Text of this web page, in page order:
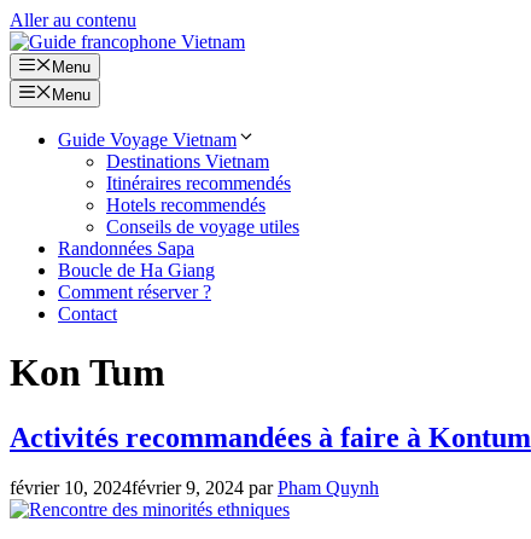
Aller au contenu
Menu
Menu
Guide Voyage Vietnam
Destinations Vietnam
Itinéraires recommendés
Hotels recommendés
Conseils de voyage utiles
Randonnées Sapa
Boucle de Ha Giang
Comment réserver ?
Contact
Kon Tum
Activités recommandées à faire à Kontum
février 10, 2024février 9, 2024 parPham Quynh